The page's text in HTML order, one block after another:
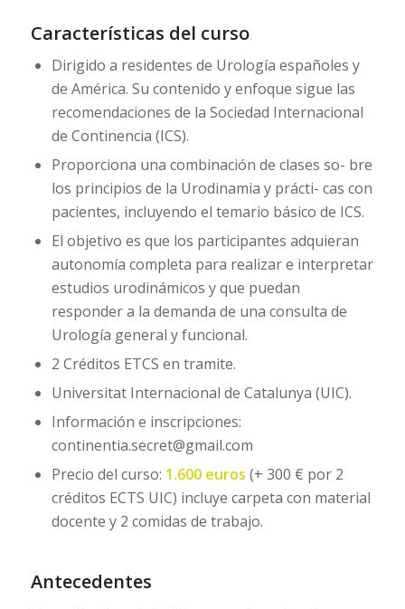
Características del curso
Dirigido a residentes de Urología españoles y
de América. Su contenido y enfoque sigue las
recomendaciones de la Sociedad Internacional
de Continencia (ICS).
Proporciona una combinación de clases so- bre
los principios de la Urodinamia y prácti- cas con
pacientes, incluyendo el temario básico de ICS.
El objetivo es que los participantes adquieran
autonomía completa para realizar e interpretar
estudios urodinámicos y que puedan
responder a la demanda de una consulta de
Urología general y funcional.
2 Créditos ETCS en tramite.
Universitat Internacional de Catalunya (UIC).
Información e inscripciones:
continentia.secret@gmail.com
Precio del curso: 1.600 euros (+ 300 € por 2
créditos ECTS UIC) incluye carpeta con material
docente y 2 comidas de trabajo.
Antecedentes